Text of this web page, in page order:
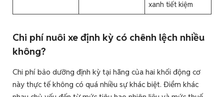
xanh tiết kiệm
Chi phí nuôi xe định kỳ có chênh lệch nhiều
không?
Chi phí bảo dưỡng định kỳ tại hãng của hai khối động cơ
này thực tế không có quá nhiều sự khác biệt. Điểm khác